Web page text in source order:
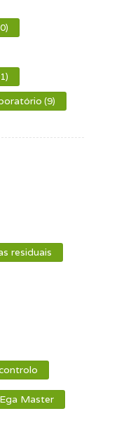
(9)
residuais
Ega Master